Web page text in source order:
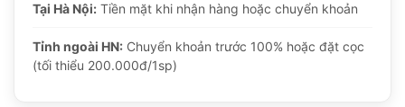
Tại Hà Nội: Tiền mặt khi nhận hàng hoặc chuyển khoản
Tỉnh ngoài HN: Chuyển khoản trước 100% hoặc đặt cọc
(tối thiểu 200.000đ/1sp)